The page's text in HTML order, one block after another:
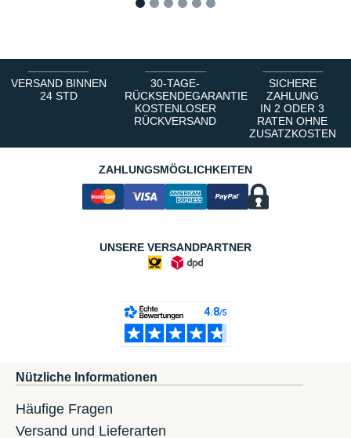
VERSAND BINNEN
24 STD
30-TAGE-
RÜCKSENDEGARANTIE
KOSTENLOSER
RÜCKVERSAND
SICHERE
ZAHLUNG
IN 2 ODER 3
RATEN OHNE
ZUSATZKOSTEN
ZAHLUNGSMÖGLICHKEITEN
UNSERE VERSANDPARTNER
Nützliche Informationen
Häufige Fragen
Versand und Lieferarten